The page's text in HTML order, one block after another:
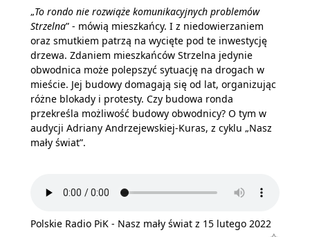
„To rondo nie rozwiąże komunikacyjnych problemów
Strzelna” - mówią mieszkańcy. I z niedowierzaniem
oraz smutkiem patrzą na wycięte pod te inwestycję
drzewa. Zdaniem mieszkańców Strzelna jedynie
obwodnica może polepszyć sytuację na drogach w
mieście. Jej budowy domagają się od lat, organizując
różne blokady i protesty. Czy budowa ronda
przekreśla możliwość budowy obwodnicy? O tym w
audycji Adriany Andrzejewskiej-Kuras, z cyklu „Nasz
mały świat”.
Polskie Radio PiK - Nasz mały świat z 15 lutego 2022